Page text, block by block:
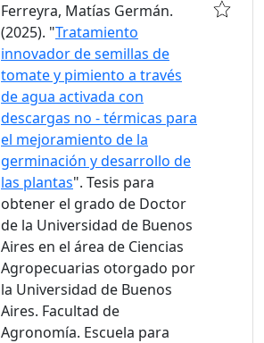
Ferreyra, Matías Germán.
(2025). "Tratamiento
innovador de semillas de
tomate y pimiento a través
de agua activada con
descargas no - térmicas para
el mejoramiento de la
germinación y desarrollo de
las plantas". Tesis para
obtener el grado de Doctor
de la Universidad de Buenos
Aires en el área de Ciencias
Agropecuarias otorgado por
la Universidad de Buenos
Aires. Facultad de
Agronomía. Escuela para